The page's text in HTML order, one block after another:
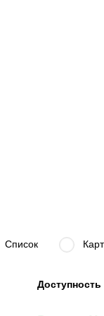
Список
Доступность